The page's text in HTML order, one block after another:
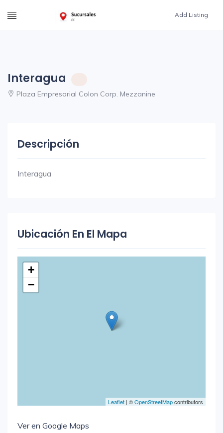
Add Listing
Interagua
Plaza Empresarial Colon Corp. Mezzanine
Descripción
Interagua
Ubicación En El Mapa
+
−
Leaflet | ©OpenStreetMapcontributors
Ver en Google Maps